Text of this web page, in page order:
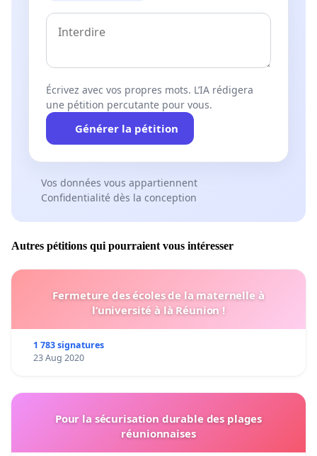
Écrivez avec vos propres mots. L’IA rédigera
une pétition percutante pour vous.
Générer la pétition
Vos données vous appartiennent
Confidentialité dès la conception
Autres pétitions qui pourraient vous intéresser
Fermeture des écoles de la maternelle à
l’université à là Réunion !
1 783 signatures
23 Aug 2020
Pour la sécurisation durable des plages
réunionnaises